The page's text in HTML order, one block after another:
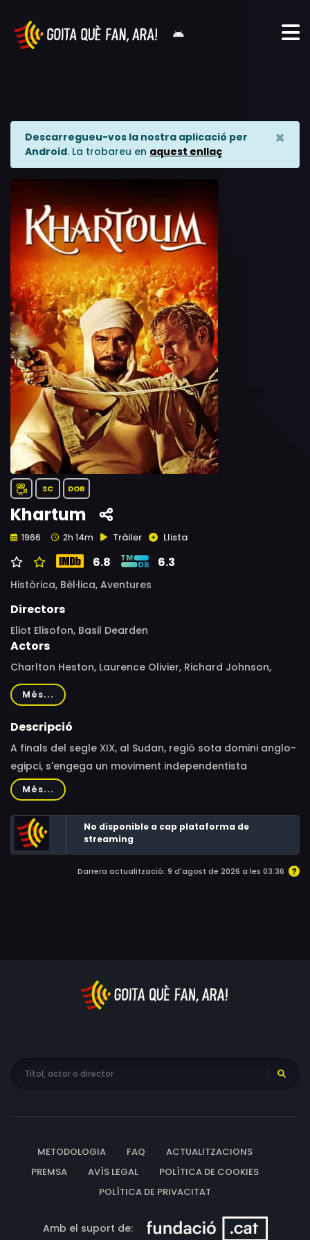
Descarregueu-vos la nostra aplicació per
Android. La trobareu en aquest enllaç
×
SC DOB
Khartum
1966 2h 14m Tràiler Llista
6.8 6.3
Històrica, Bèl·lica, Aventures
Directors
Eliot Elisofon, Basil Dearden
Actors
Charlton Heston, Laurence Olivier, Richard Johnson,
Ralph Richardson, Alexander Knox, Johnny Sekka,
Michael Hordern, Zia Mohyeddin, Marne Maitland, Nigel
Green, Hugh Williams, Ralph Michael, Douglas Wilmer,
Anthony, Roger Delgado, Leo Genn, Jerome Willis
Més...
Descripció
A finals del segle XIX, al Sudan, regió sota domini anglo-
egipci, s'engega un moviment independentista
acaudillat per "L'Esperat", un visionari que proclama la
Guerra Santa contra els infidels. Anglaterra envia llavors
al mític general Gordon per intentar restablir la pau i
l'ordre.
Més...
No disponible a cap plataforma de
streaming
Darrera actualització: 9 d'agost de 2026 a les 03:36
METODOLOGIA FAQ
ACTUALITZACIONS
PREMSA
AVÍS LEGAL
POLÍTICA DE COOKIES
POLÍTICA DE PRIVACITAT
Amb el suport de: